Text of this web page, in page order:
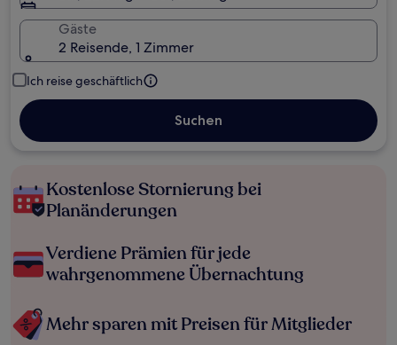
Gäste
2 Reisende, 1 Zimmer
Ich reise geschäftlich
Suchen
Kostenlose Stornierung bei
Planänderungen
Verdiene Prämien für jede
wahrgenommene Übernachtung
Mehr sparen mit Preisen für Mitglieder